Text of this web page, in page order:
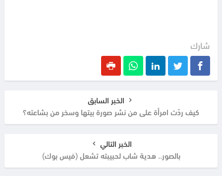
شارك
الخبر السابق
كيف ردّت امرأة على من نشر صورة بيتها وسخر من بشاعته؟
الخبر التالي
بالصور.. هدية شاب لحبيبته تشعل (فيس بوك)